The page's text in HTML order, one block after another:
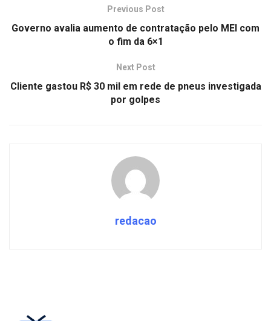
Previous Post
Governo avalia aumento de contratação pelo MEI com
o fim da 6×1
Next Post
Cliente gastou R$ 30 mil em rede de pneus investigada
por golpes
redacao